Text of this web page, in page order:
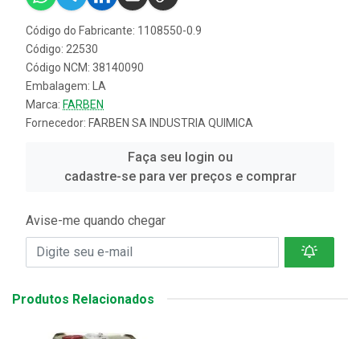
Código do Fabricante: 1108550-0.9
Código: 22530
Código NCM: 38140090
Embalagem: LA
Marca: FARBEN
Fornecedor: FARBEN SA INDUSTRIA QUIMICA
Faça seu login ou
cadastre-se para ver preços e comprar
Avise-me quando chegar
Produtos Relacionados